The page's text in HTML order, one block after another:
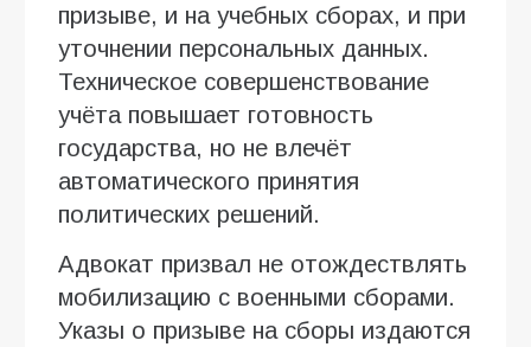
призыве, и на учебных сборах, и при
уточнении персональных данных.
Техническое совершенствование
учёта повышает готовность
государства, но не влечёт
автоматического принятия
политических решений.
Адвокат призвал не отождествлять
мобилизацию с военными сборами.
Указы о призыве на сборы издаются